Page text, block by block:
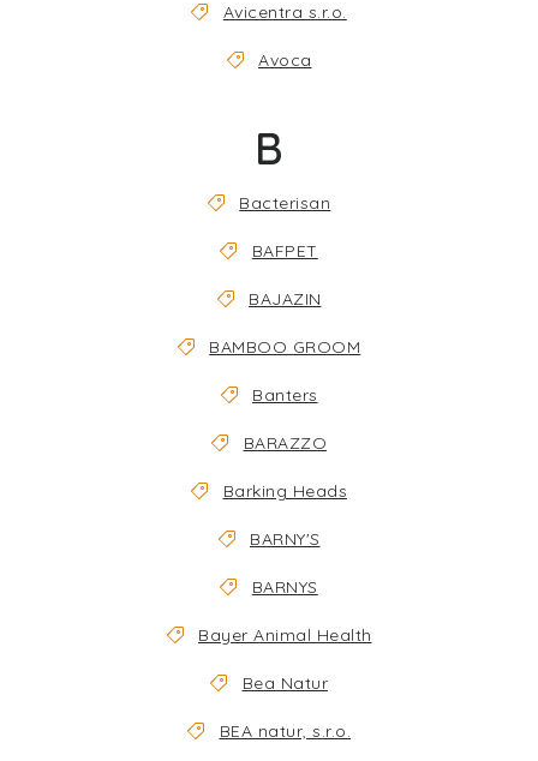
Avicentra s.r.o.
Avoca
B
Bacterisan
BAFPET
BAJAZIN
BAMBOO GROOM
Banters
BARAZZO
Barking Heads
BARNY'S
BARNYS
Bayer Animal Health
Bea Natur
BEA natur, s.r.o.